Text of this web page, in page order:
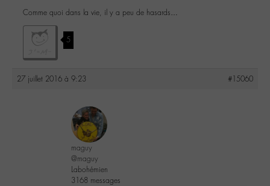
Comme quoi dans la vie, il y a peu de hasards…
5
27 juillet 2016 à 9:23 #15060
maguy
@maguy
Labohémien
3168 messages